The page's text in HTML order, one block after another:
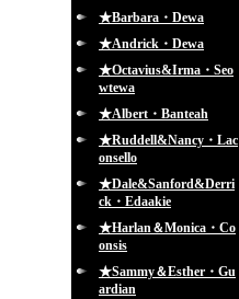
★Barbara・Dewa
★Andrick・Dewa
★Octavius&Irma・Seo
wtewa
★Albert・Banteah
★Ruddell&Nancy・Lac
onsello
★Dale&Sanford&Derri
ck・Edaakie
★Harlan＆Monica・Co
onsis
★Sammy＆Esther・Gu
ardian